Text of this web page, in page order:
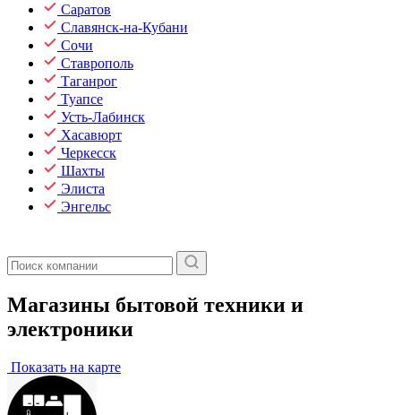
Саратов
Славянск-на-Кубани
Сочи
Ставрополь
Таганрог
Туапсе
Усть-Лабинск
Хасавюрт
Черкесск
Шахты
Элиста
Энгельс
Магазины бытовой техники и
электроники
Показать на карте